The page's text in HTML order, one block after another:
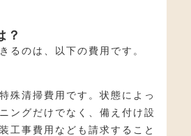
？
るのは、以下の費用です。
殊清掃費用です。状態によっ
ングだけでなく、備え付け設
工事費用なども請求すること